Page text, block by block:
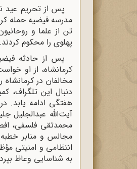
مدرسه فیضیه حمله
تن از علما و
پهلوی را محکوم کردند.
پس از حادثه
کرمانشاه، از او
مخالفان در
هفتگی ادامه یابد.
آیت‌الله عبدالجلیل
محمدتقی فلسفی،
مجالس و منابر خطبه
انتظامی و امنیتی
به شناسایی وعاظ